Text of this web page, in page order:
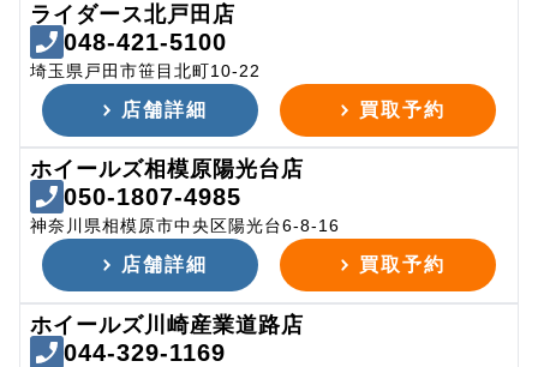
ライダース北戸田店
048-421-5100
埼玉県戸田市笹目北町10-22
店舗詳細 買取予約
ホイールズ相模原陽光台店
050-1807-4985
神奈川県相模原市中央区陽光台6-8-16
店舗詳細 買取予約
ホイールズ川崎産業道路店
044-329-1169